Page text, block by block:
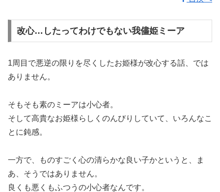
改心…したってわけでもない我儘姫ミーア
1周目で悪逆の限りを尽くしたお姫様が改心する話、では
ありません。
そもそも素のミーアは小心者。
そして高貴なお姫様らしくのんびりしていて、いろんなこ
とに鈍感。
一方で、ものすごく心の清らかな良い子かというと、ま
あ、そうではありません。
良くも悪くもふつうの小心者なんです。